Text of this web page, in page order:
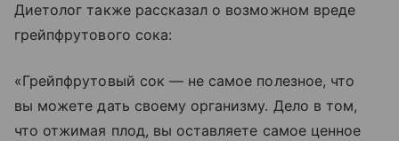
Диетолог также рассказал о возможном вреде
грейпфрутового сока:
«Грейпфрутовый сок — не самое полезное, что
вы можете дать своему организму. Дело в том,
что отжимая плод, вы оставляете самое ценное